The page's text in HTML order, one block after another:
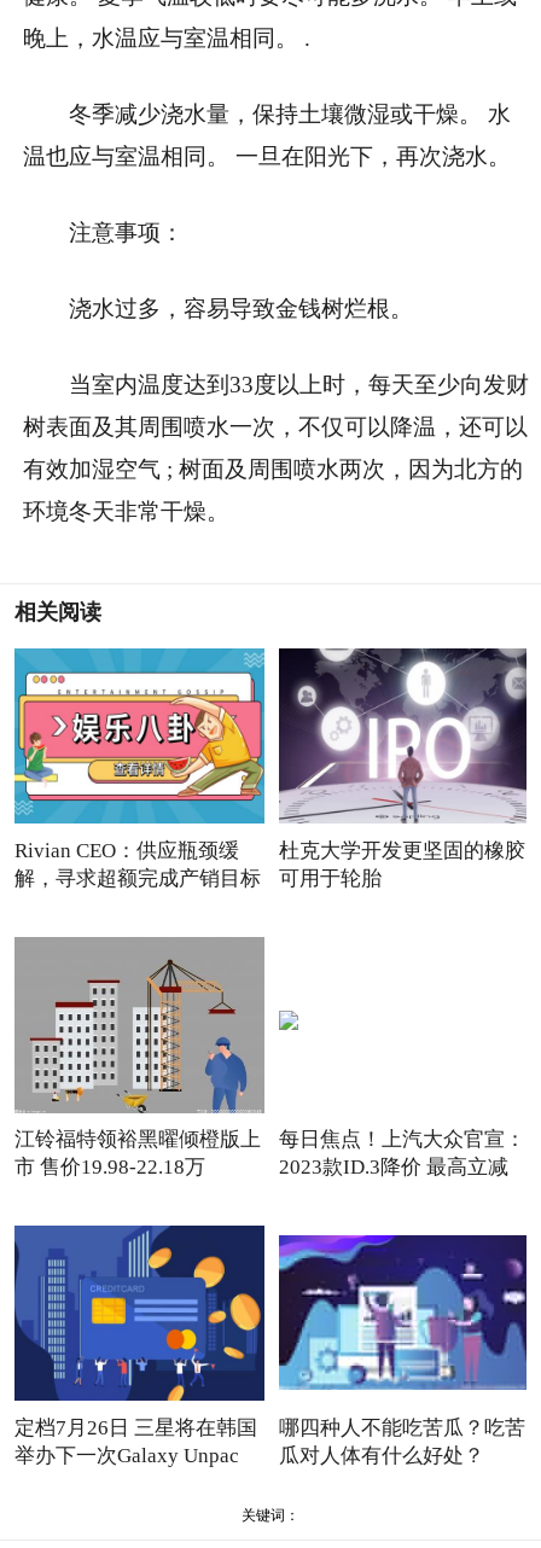
晚上，水温应与室温相同。 .
冬季减少浇水量，保持土壤微湿或干燥。 水
温也应与室温相同。 一旦在阳光下，再次浇水。
注意事项：
浇水过多，容易导致金钱树烂根。
当室内温度达到33度以上时，每天至少向发财
树表面及其周围喷水一次，不仅可以降温，还可以
有效加湿空气 ; 树面及周围喷水两次，因为北方的
环境冬天非常干燥。
相关阅读
Rivian CEO：供应瓶颈缓
解，寻求超额完成产销目标
杜克大学开发更坚固的橡胶
可用于轮胎
江铃福特领裕黑曜倾橙版上
市 售价19.98-22.18万
每日焦点！上汽大众官宣：
2023款ID.3降价 最高立减
定档7月26日 三星将在韩国
举办下一次Galaxy Unpac
哪四种人不能吃苦瓜？吃苦
瓜对人体有什么好处？
关键词：